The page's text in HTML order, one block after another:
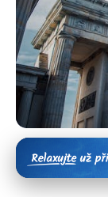
Cestování s